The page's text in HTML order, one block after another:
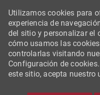
Utilizamos cookies para
experiencia de
del sitio y personalizar el
cómo usamos las
controlarlas visitando
Configuración de
este sitio, acepta nuestro